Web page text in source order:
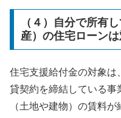
（４）自分で所有
産）の住宅ローン
住宅支援給付金の対象は
貸契約を締結している事
（土地や建物）の賃料